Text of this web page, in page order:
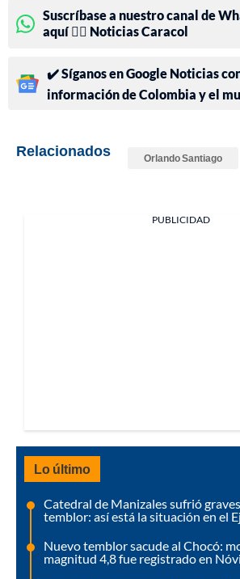
Suscríbase a nuestro canal de
aquí 👉🏻 Noticias Caracol
✔️ Síganos en Google Noticias
información de Colombia y el
Relacionados Orlando Santiago
PUBLICIDAD
Lo último
Catedral de Manizales sufrió
temblor: así está la situación en el
Nuevo temblor sacude al Chocó:
magnitud 4,8 fue registrado en